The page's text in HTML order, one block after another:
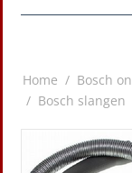
Home / Bosch
/ Bosch slangen